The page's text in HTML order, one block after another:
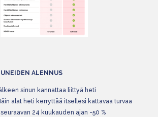
ALENNUS
sinun kannattaa liittyä heti
alat heti kerryttää itsellesi kattavaa turvaa
24 kuukauden ajan -50 %